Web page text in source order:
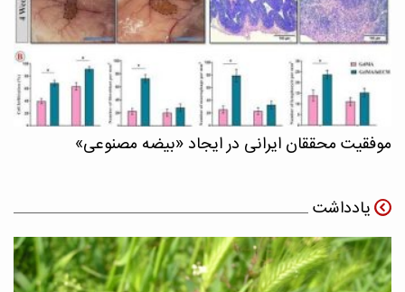
موفقیت محققان ایرانی در ایجاد «بیضه مصنوعی»
یادداشت